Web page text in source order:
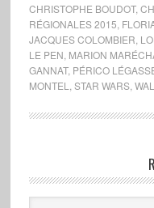
CHRISTOPHE BOUDOT,
RÉGIONALES 2015
JACQUES COLOMBIER
LE PEN MARION
GANNAT, PÉRICO
MONTEL
STAR WARS,